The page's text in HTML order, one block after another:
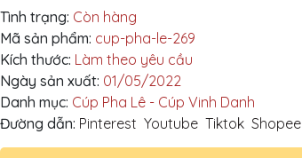
Tình trạng: Còn hàng
Mã sản phẩm: cup-pha-le-269
Kích thước: Làm theo yêu cầu
Ngày sản xuất: 01/05/2022
Danh mục: Cúp Pha Lê - Cúp Vinh Danh
Đường dẫn: Pinterest Youtube Tiktok Shopee